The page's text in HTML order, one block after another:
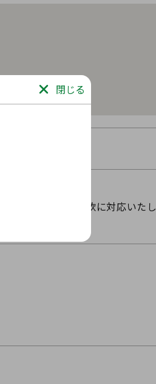
送迎について柔軟に対応いたし
閉じる